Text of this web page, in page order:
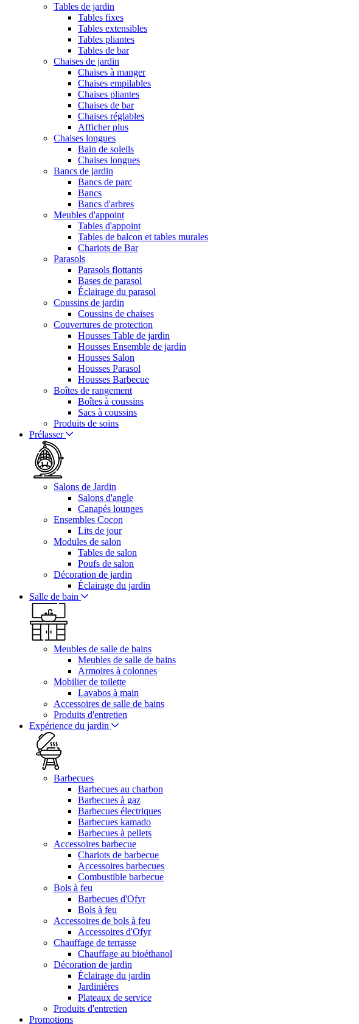
Tables de jardin
Tables fixes
Tables extensibles
Tables pliantes
Tables de bar
Chaises de jardin
Chaises à manger
Chaises empilables
Chaises pliantes
Chaises de bar
Chaises réglables
Afficher plus
Chaises longues
Bain de soleils
Chaises longues
Bancs de jardin
Bancs de parc
Bancs
Bancs d'arbres
Meubles d'appoint
Tables d'appoint
Tables de balcon et tables murales
Chariots de Bar
Parasols
Parasols flottants
Bases de parasol
Éclairage du parasol
Coussins de jardin
Coussins de chaises
Couvertures de protection
Housses Table de jardin
Housses Ensemble de jardin
Housses Salon
Housses Parasol
Housses Barbecue
Boîtes de rangement
Boîtes à coussins
Sacs à coussins
Produits de soins
Prélasser
Salons de Jardin
Salons d'angle
Canapés lounges
Ensembles Cocon
Lits de jour
Modules de salon
Tables de salon
Poufs de salon
Décoration de jardin
Éclairage du jardin
Salle de bain
Meubles de salle de bains
Meubles de salle de bains
Armoires à colonnes
Mobilier de toilette
Lavabos à main
Accessoires de salle de bains
Produits d'entretien
Expérience du jardin
Barbecues
Barbecues au charbon
Barbecues à gaz
Barbecues électriques
Barbecues kamado
Barbecues à pellets
Accessoires barbecue
Chariots de barbecue
Accessoires barbecues
Combustible barbecue
Bols à feu
Barbecues d'Ofyr
Bols à feu
Accessoires de bols à feu
Accessoires d'Ofyr
Chauffage de terrasse
Chauffage au bioéthanol
Décoration de jardin
Éclairage du jardin
Jardinières
Plateaux de service
Produits d'entretien
Promotions